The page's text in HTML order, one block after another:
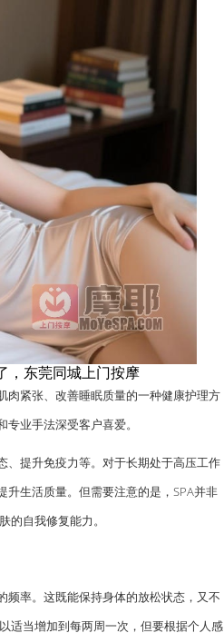
，东莞同城上门按摩
肉紧张、改善睡眠质量的一种健康护理方
业手法深受客户喜爱。
、提升免疫力等。对于长期处于高压工作
生活质量。但需要注意的是，SPA并非
的自我修复能力。
频率。这既能保持身体的放松状态，又不
适当增加到每两周一次，但要根据个人感